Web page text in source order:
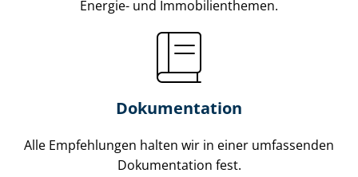
Energie- und Im­mo­bi­li­en­the­men.
Dokumentation
Alle Empfehlungen halten wir in einer umfassenden
Dokumentation fest.